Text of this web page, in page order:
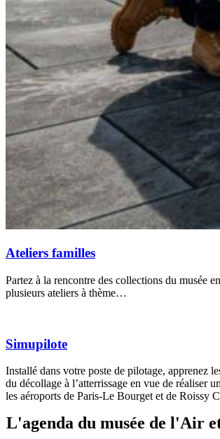
Ateliers familles
Partez à la rencontre des collections du musée
plusieurs ateliers à thème…
Simupilote
Installé dans votre poste de pilotage, apprenez
du décollage à l’atterrissage en vue de réaliser
les aéroports de Paris-Le Bourget et de Roissy
L'agenda du musée de l'Air